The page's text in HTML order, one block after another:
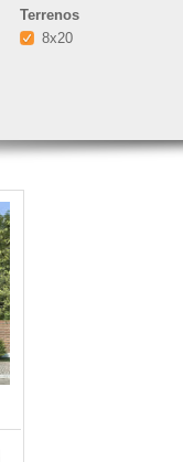
Terrenos
8x20